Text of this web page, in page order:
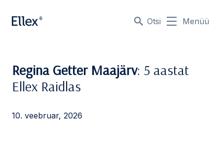
Otsi Menüü
Regina Getter Maajärv: 5 aastat
Ellex Raidlas
10. veebruar, 2026